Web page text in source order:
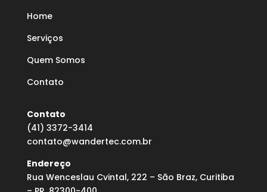
Home
Serviços
Quem Somos
Contato
Contato
(41) 3372-3414
contato@wandertec.com.br
Endereço
Rua Wenceslau Cvintal, 222 – São Braz, Curitiba